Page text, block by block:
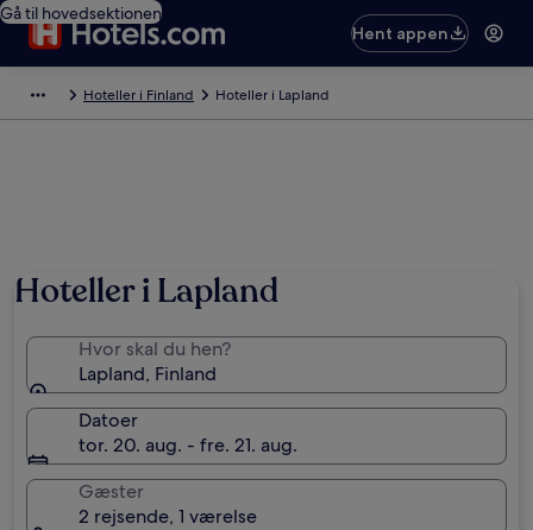
Gå til hovedsektionen
Hent appen
Hoteller i Finland Hoteller i Lapland
Hoteller i Lapland
Hvor skal du hen?
Lapland, Finland
Datoer
tor. 20. aug. - fre. 21. aug.
Gæster
2 rejsende, 1 værelse